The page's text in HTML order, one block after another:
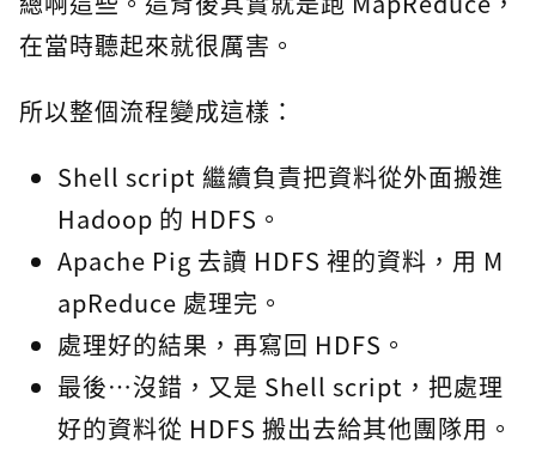
在當時聽起來就很厲害。
所以整個流程變成這樣：
Shell script 繼續負責把資料從外面搬進
Hadoop 的 HDFS。
Apache Pig 去讀 HDFS 裡的資料，用 M
apReduce 處理完。
處理好的結果，再寫回 HDFS。
最後…沒錯，又是 Shell script，把處理
好的資料從 HDFS 搬出去給其他團隊用。